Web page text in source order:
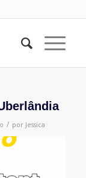
/ por Jessica